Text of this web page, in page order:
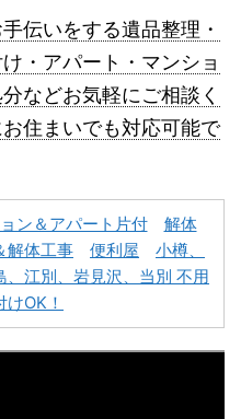
士別市不用品回収
夕張市不用品回収
伝いをする遺品整理・
・アパート・マンショ
などお気軽にご相談く
住まいでも対応可能で
ン＆アパート片付
解体
解体工事 便利屋
小樽、
、江別、岩見沢、当別 不用
OK！